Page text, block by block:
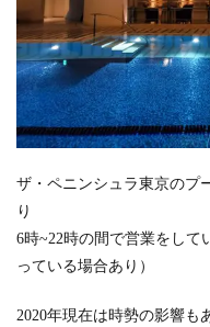
ザ・ペニンシュラ東京のプ
り
6時~22時の間で営業をして
っている場合あり）
2020年現在は時勢の影響も